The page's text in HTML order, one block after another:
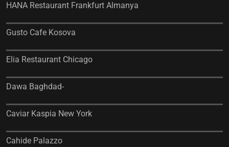
HANA Restaurant Frankfurt Almanya
Gusto Cafe Kosova
Elia Restaurant Chicago
Dawa Baghdad-
Caviar Kaspia New York
Cahide Palazzo